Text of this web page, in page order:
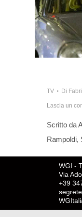
TV Di
Lascia un
Scritto da
Rampoldi,
WGI -
Via
+39